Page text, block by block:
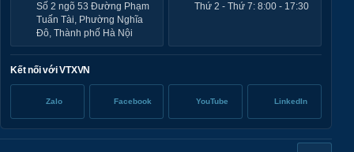
Số 2 ngõ 53 Đường Phạm
Tuấn Tài, Phường Nghĩa
Đô, Thành phố Hà Nội
Thứ 2 - Thứ 7: 8:00 - 17:30
Kết nối với VTXVN
Zalo Facebook YouTube LinkedIn